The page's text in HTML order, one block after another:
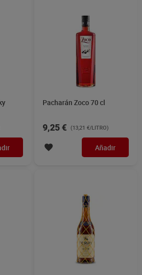
Pacharán Zoco 70 cl
9,25 € (13,21 €/LITRO)
Añadir